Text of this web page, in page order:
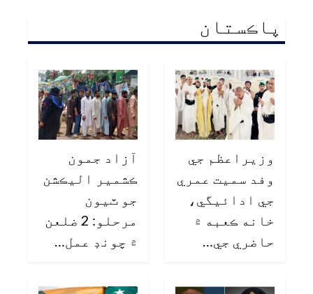
پاڪستان
وزيراعظم جي
وفد سميت عمري
جي ادائيگي،
خانه ڪعبه ۾
حاضري جي…
آزاد جمون
ڪشمير اليڪشن
جو ٽيون
مرحلو: 2 ضلعن
۾ چونڊ عمل…